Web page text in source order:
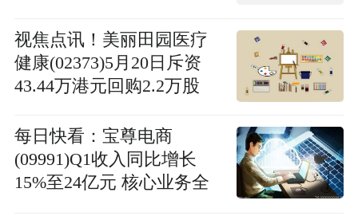
视焦点讯！美丽田园医疗
健康(02373)5月20日斥资
43.44万港元回购2.2万股
每日快看：宝尊电商
(09991)Q1收入同比增长
15%至24亿元 核心业务全